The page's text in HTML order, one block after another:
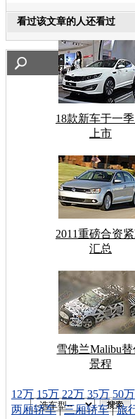
看过该文章的人还看过
18款新车于一
上市
2011重磅合资
汇总
雪佛兰Malibu
景程
12万 15万 22万 35万 50万
两厢轿车|三厢轿车|旅